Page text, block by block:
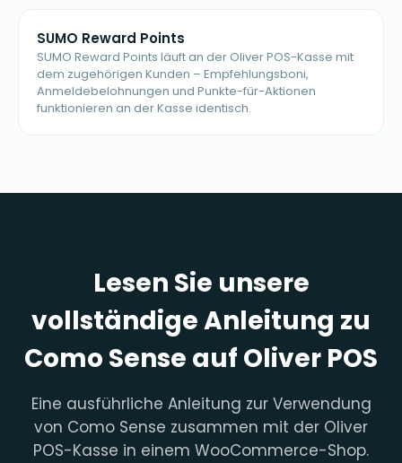
SUMO Reward Points
SUMO Reward Points läuft an der Oliver POS-Kasse mit
dem zugehörigen Kunden – Empfehlungsboni,
Anmeldebelohnungen und Punkte-für-Aktionen
funktionieren an der Kasse identisch.
Lesen Sie unsere
vollständige Anleitung zu
Como Sense auf Oliver POS
Eine ausführliche Anleitung zur Verwendung
von Como Sense zusammen mit der Oliver
POS-Kasse in einem WooCommerce-Shop.